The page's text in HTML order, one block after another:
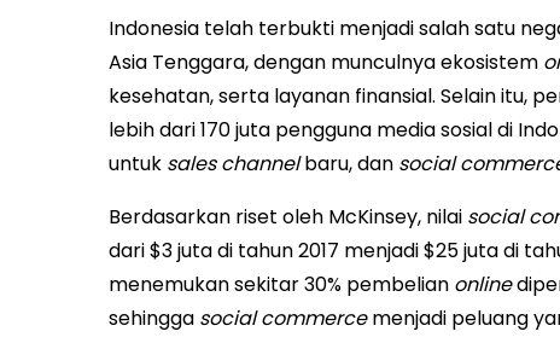
Indonesia telah terbukti menjadi salah satu
Asia Tenggara, dengan munculnya ekosistem
kesehatan, serta layanan finansial. Selain itu,
lebih dari 170 juta pengguna media sosial di
untuk sales channelbaru, dan social
Berdasarkan riset oleh McKinsey, nilai social
dari $3 juta di tahun 2017 menjadi $25 juta di
menemukan sekitar 30% pembelian online
sehingga social commercemenjadi peluang